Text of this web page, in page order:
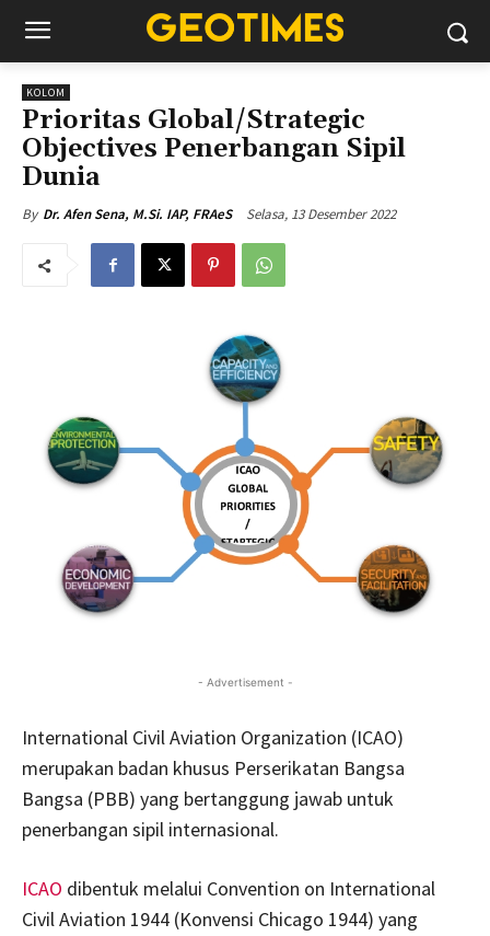
KOLOM
Prioritas Global/Strategic
Objectives Penerbangan Sipil
Dunia
By Dr. Afen Sena, M.Si. IAP, FRAeS Selasa, 13 Desember 2022
- Advertisement -
International Civil Aviation Organization (ICAO)
merupakan badan khusus Perserikatan Bangsa
Bangsa (PBB) yang bertanggung jawab untuk
penerbangan sipil internasional.
ICAO dibentuk melalui Convention on International
Civil Aviation 1944 (Konvensi Chicago 1944) yang